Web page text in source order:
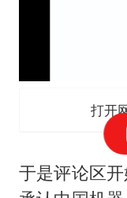
打开
于是评论区